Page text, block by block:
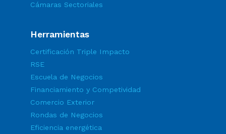
Cámaras Sectoriales
Herramientas
Certificación Triple Impacto
RSE
Escuela de Negocios
Financiamiento y Competividad
Comercio Exterior
Rondas de Negocios
Eficiencia energética